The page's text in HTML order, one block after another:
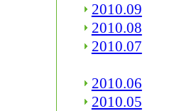
2010.09
2010.08
2010.07
2010.06
2010.05